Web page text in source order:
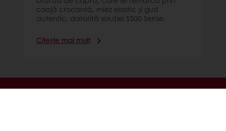
coajă crocantă, miez elastic și gust
autentic, datorită soluției S500 Sense.
Citește mai mult
Disponibil 24/7
Plata online disponibilă